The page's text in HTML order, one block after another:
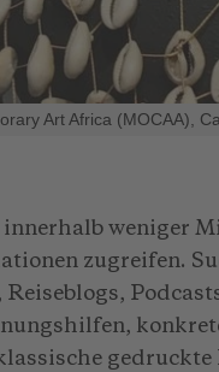
Art Africa (MOCAA),
weniger
zugreifen.
gedruckte